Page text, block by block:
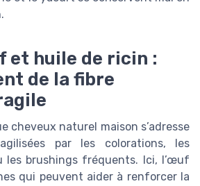
et huile de ricin :
de la fibre
cheveux naturel maison s’adresse
par les colorations, les
les brushings fréquents. Ici, l’œuf
qui peuvent aider à renforcer la